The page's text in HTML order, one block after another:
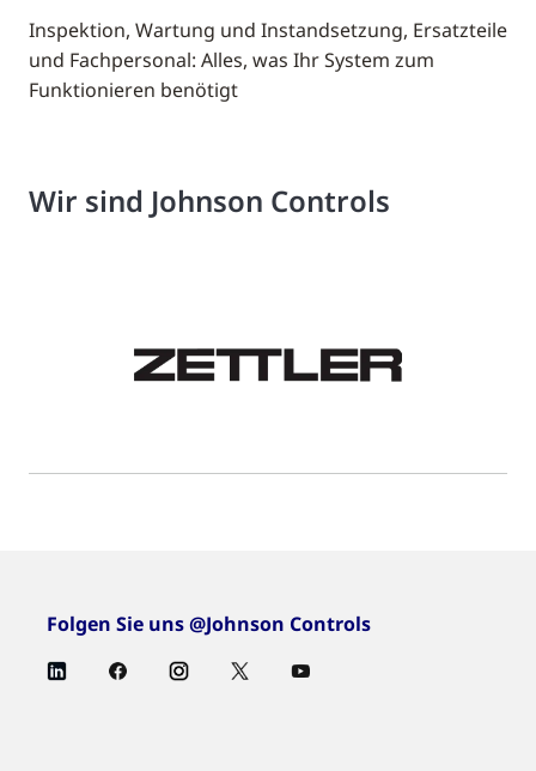
Inspektion, Wartung und Instandsetzung, Ersatzteile
und Fachpersonal: Alles, was Ihr System zum
Funktionieren benötigt
Wir sind Johnson Controls
Folgen Sie uns @Johnson Controls